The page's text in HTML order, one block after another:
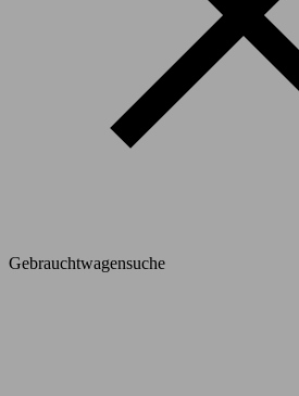
Gebrauchtwagensuche